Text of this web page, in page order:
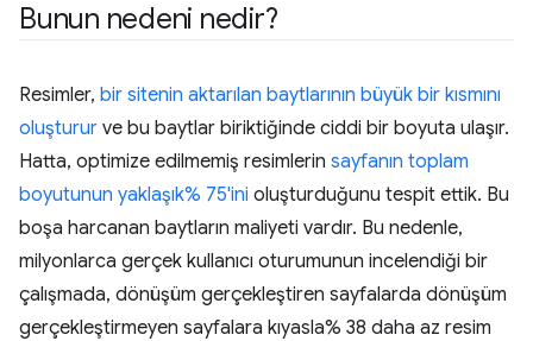
Bunun nedeni nedir?
Resimler, bir sitenin aktarılan baytlarının büyük bir kısmını
oluşturur ve bu baytlar biriktiğinde ciddi bir boyuta ulaşır.
Hatta, optimize edilmemiş resimlerin sayfanın toplam
boyutunun yaklaşık% 75'ini oluşturduğunu tespit ettik. Bu
boşa harcanan baytların maliyeti vardır. Bu nedenle,
milyonlarca gerçek kullanıcı oturumunun incelendiği bir
çalışmada, dönüşüm gerçekleştiren sayfalarda dönüşüm
gerçekleştirmeyen sayfalara kıyasla% 38 daha az resim